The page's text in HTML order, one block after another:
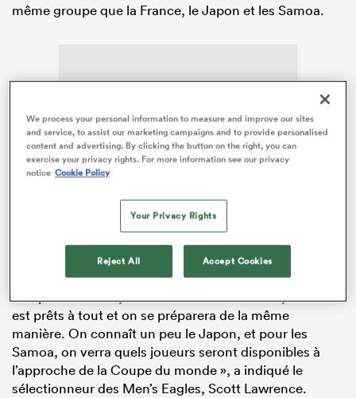
même groupe que la France, le Japon et les Samoa.
ADVERTISEMENT
« Je n’ai pas de ressenti particulier à ce sujet. C’est une
Coupe du monde, tous les matchs sont durs, donc on
est prêts à tout et on se préparera de la même
manière. On connaît un peu le Japon, et pour les
Samoa, on verra quels joueurs seront disponibles à
l’approche de la Coupe du monde », a indiqué le
sélectionneur des Men’s Eagles, Scott Lawrence.
We process your personal information to measure and improve our sites
and service, to assist our marketing campaigns and to provide personalised
content and advertising. By clicking the button on the right, you can
exercise your privacy rights. For more information see our privacy
notice Cookie Policy
Your Privacy Rights
Reject All Accept Cookies